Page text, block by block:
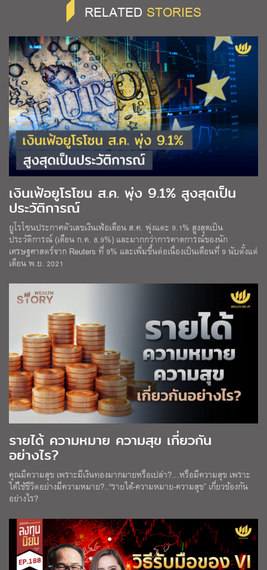
RELATED STORIES
เงินเฟ้อยูโรโซน ส.ค. พุ่ง 9.1% สูงสุดเป็น
ประวัติการณ์
ยูโรโซนประกาศตัวเลขเงินเฟ้อเดือน ส.ค. พุ่งแตะ 9.1% สูงสุดเป็น
ประวัติการณ์ (เดือน ก.ค. 8.9%) และมากกว่าการคาดการณ์ของนัก
เศรษฐศาสตร์จาก Reuters ที่ 9% และเพิ่มขึ้นต่อเนื่องเป็นเดือนที่ 9 นับตั้งแต่
เดือน พ.ย. 2021
รายได้ ความหมาย ความสุข เกี่ยวกัน
อย่างไร?
คุณมีความสุข เพราะมีเงินทองมากมายหรือเปล่า?…หรือมีความสุข เพราะ
ได้ใช้ชีวิตอย่างมีความหมาย?..“รายได้-ความหมาย-ความสุข” เกี่ยวข้องกัน
อย่างไร?